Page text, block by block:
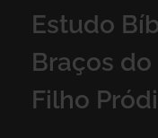
Estudo
Braços
Filho